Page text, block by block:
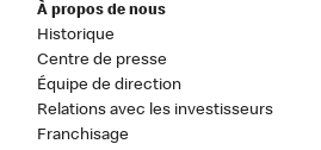
À propos de nous
Historique
Centre de presse
Équipe de direction
Relations avec les investisseurs
Franchisage